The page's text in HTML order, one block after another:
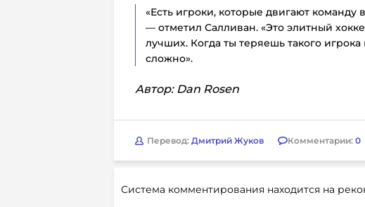
«Есть игроки, которые двигают
— отметил Салливан. «Это элитный
лучших. Когда ты теряешь такого
сложно».
Автор: Dan Rosen
Перевод: Дмитрий Жуков Комментарии: 0
Система комментирования находится на